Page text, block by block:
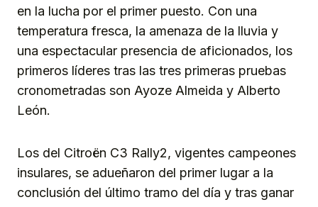
en la lucha por el primer puesto. Con una
temperatura fresca, la amenaza de la lluvia y
una espectacular presencia de aficionados, los
primeros líderes tras las tres primeras pruebas
cronometradas son Ayoze Almeida y Alberto
León.
Los del Citroën C3 Rally2, vigentes campeones
insulares, se adueñaron del primer lugar a la
conclusión del último tramo del día y tras ganar